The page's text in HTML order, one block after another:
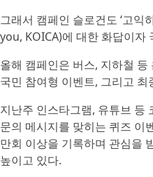
그래서 캠페인 슬로건도 ‘고익
you, KOICA)에 대한 화답이자
올해 캠페인은 버스, 지하철 등
국민 참여형 이벤트, 그리고
지난주 인스타그램, 유튜브 등
문의 메시지를 맞히는 퀴즈 이
만회 이상을 기록하며 관심을
높이고 있다.